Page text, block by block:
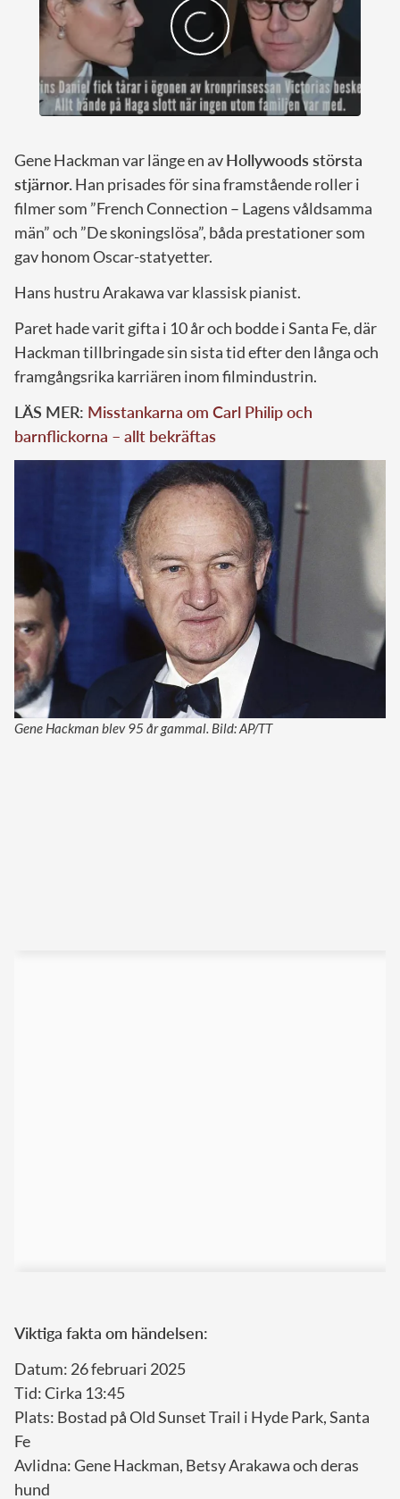
Gene Hackman var länge en avHollywoods största
stjärnor.Han prisades för sina framstående roller i
filmer som ”French Connection – Lagens våldsamma
män” och ”De skoningslösa”, båda prestationer som
gav honom Oscar-statyetter.
Hans hustru Arakawa var klassisk pianist.
Paret hade varit gifta i 10 år och bodde i Santa Fe, där
Hackman tillbringade sin sista tid efter den långa och
framgångsrika karriären inom filmindustrin.
LÄS MER: Misstankarna om Carl Philip och
barnflickorna – allt bekräftas
Gene Hackman blev 95 år gammal. Bild: AP/TT
Viktiga fakta om händelsen:
Datum: 26 februari 2025
Tid: Cirka 13:45
Plats: Bostad på Old Sunset Trail i Hyde Park, Santa
Fe
Avlidna: Gene Hackman, Betsy Arakawa och deras
hund